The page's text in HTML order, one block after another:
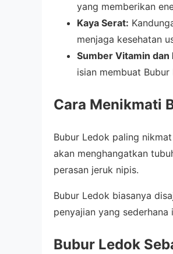
yang memberikan
Kaya Serat:
menjaga kesehatan
Sumber Vitamin dan
isian membuat
Cara Menikmati
Bubur Ledok paling
akan menghangatkan
perasan jeruk nipis.
Bubur Ledok biasanya
penyajian yang
Bubur Ledok